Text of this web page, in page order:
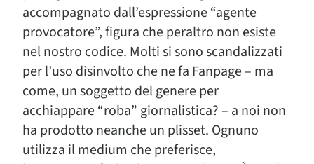
accompagnato dall’espressione “agente
provocatore”, figura che peraltro non esiste
nel nostro codice. Molti si sono scandalizzati
per l’uso disinvolto che ne fa Fanpage – ma
come, un soggetto del genere per
acchiappare “roba” giornalistica? – a noi non
ha prodotto neanche un plisset. Ognuno
utilizza il medium che preferisce,